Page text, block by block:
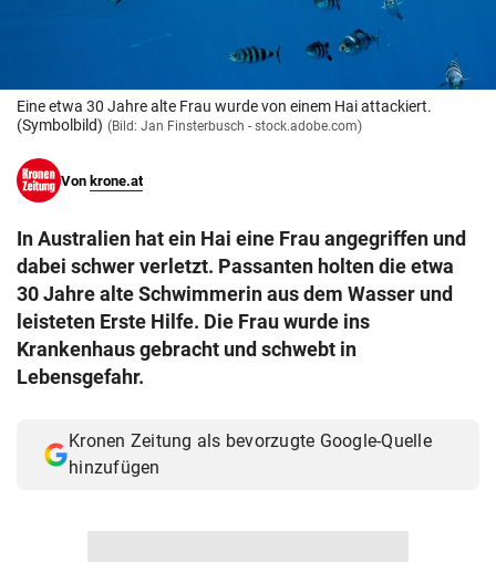
Eine etwa 30 Jahre alte Frau wurde von einem Hai attackiert.
(Symbolbild) (Bild: Jan Finsterbusch - stock.adobe.com)
Von krone.at
In Australien hat ein Hai eine Frau angegriffen und
dabei schwer verletzt. Passanten holten die etwa
30 Jahre alte Schwimmerin aus dem Wasser und
leisteten Erste Hilfe. Die Frau wurde ins
Krankenhaus gebracht und schwebt in
Lebensgefahr.
Kronen Zeitung als bevorzugte Google-Quelle
hinzufügen